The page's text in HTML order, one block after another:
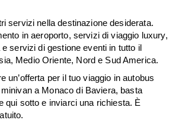
servizi nella destinazione desiderata.
in aeroporto, servizi di viaggio luxury,
servizi di gestione eventi in tutto il
Medio Oriente, Nord e Sud America.
un’offerta per il tuo viaggio in autobus
a Monaco di Baviera, basta
qui sotto e inviarci una richiesta. È